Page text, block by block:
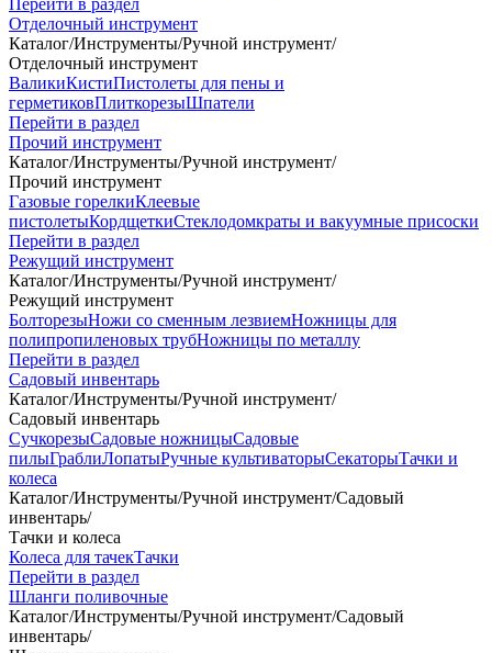
Перейти в раздел
Отделочный инструмент
Каталог/Инструменты/Ручной инструмент/
Отделочный инструмент
ВаликиКистиПистолеты для пены и
герметиковПлиткорезыШпатели
Перейти в раздел
Прочий инструмент
Каталог/Инструменты/Ручной инструмент/
Прочий инструмент
Газовые горелкиКлеевые
пистолетыКордщеткиСтеклодомкраты и вакуумные присоски
Перейти в раздел
Режущий инструмент
Каталог/Инструменты/Ручной инструмент/
Режущий инструмент
БолторезыНожи со сменным лезвиемНожницы для
полипропиленовых трубНожницы по металлу
Перейти в раздел
Садовый инвентарь
Каталог/Инструменты/Ручной инструмент/
Садовый инвентарь
СучкорезыСадовые ножницыСадовые
пилыГраблиЛопатыРучные культиваторыСекаторыТачки и
колеса
Каталог/Инструменты/Ручной инструмент/Садовый
инвентарь/
Тачки и колеса
Колеса для тачекТачки
Перейти в раздел
Шланги поливочные
Каталог/Инструменты/Ручной инструмент/Садовый
инвентарь/